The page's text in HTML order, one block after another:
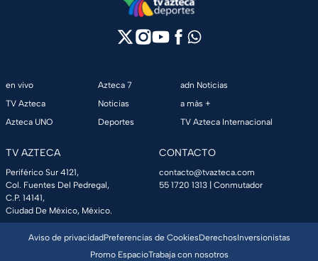
en vivo
TV Azteca
Azteca UNO
Azteca 7
Noticias
Deportes
adn Noticias
a más +
TV Azteca Internacional
TV AZTECA
Periférico Sur 4121,
Col. Fuentes Del Pedregal,
C.P. 14141,
Ciudad De México, México.
CONTACTO
contacto@tvazteca.com
55 1720 1313 | Conmutador
Aviso de privacidadPreferencias de CookiesDerechosInversionistas
Promo EspacioTrabaja con nosotros